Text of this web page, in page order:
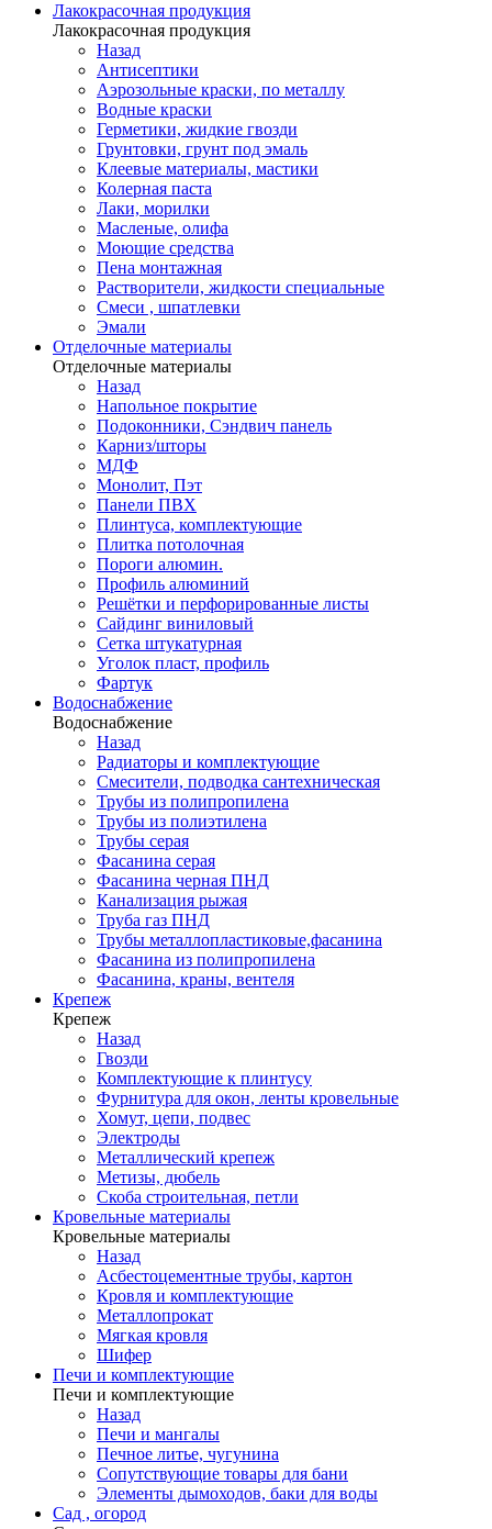
Лакокрасочная продукция
Лакокрасочная продукция
Назад
Антисептики
Аэрозольные краски, по металлу
Водные краски
Герметики, жидкие гвозди
Грунтовки, грунт под эмаль
Клеевые материалы, мастики
Колерная паста
Лаки, морилки
Масленые, олифа
Моющие средства
Пена монтажная
Растворители, жидкости специальные
Смеси , шпатлевки
Эмали
Отделочные материалы
Отделочные материалы
Назад
Напольное покрытие
Подоконники, Сэндвич панель
Карниз/шторы
МДФ
Монолит, Пэт
Панели ПВХ
Плинтуса, комплектующие
Плитка потолочная
Пороги алюмин.
Профиль алюминий
Решётки и перфорированные листы
Сайдинг виниловый
Сетка штукатурная
Уголок пласт, профиль
Фартук
Водоснабжение
Водоснабжение
Назад
Радиаторы и комплектующие
Смесители, подводка сантехническая
Трубы из полипропилена
Трубы из полиэтилена
Трубы серая
Фасанина серая
Фасанина черная ПНД
Канализация рыжая
Труба газ ПНД
Трубы металлопластиковые,фасанина
Фасанина из полипропилена
Фасанина, краны, вентеля
Крепеж
Крепеж
Назад
Гвозди
Комплектующие к плинтусу
Фурнитура для окон, ленты кровельные
Хомут, цепи, подвес
Электроды
Металлический крепеж
Метизы, дюбель
Скоба строительная, петли
Кровельные материалы
Кровельные материалы
Назад
Асбестоцементные трубы, картон
Кровля и комплектующие
Металлопрокат
Мягкая кровля
Шифер
Печи и комплектующие
Печи и комплектующие
Назад
Печи и мангалы
Печное литье, чугунина
Сопутствующие товары для бани
Элементы дымоходов, баки для воды
Сад , огород